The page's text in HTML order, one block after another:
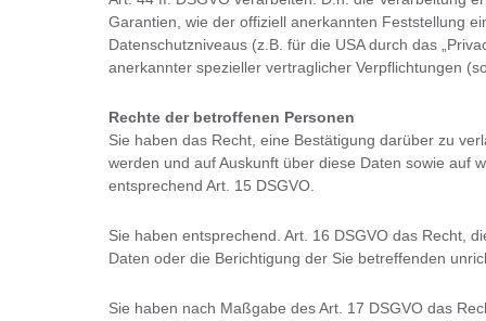
Garantien, wie der offiziell anerkannten Feststellung
Datenschutzniveaus (z.B. für die USA durch das
anerkannter spezieller vertraglicher Verpflichtungen
Rechte der betroffenen Personen
Sie haben das Recht, eine Bestätigung darüber zu
werden und auf Auskunft über diese Daten sowie auf
entsprechend Art. 15 DSGVO.
Sie haben entsprechend. Art. 16 DSGVO das Recht,
Daten oder die Berichtigung der Sie betreffenden
Sie haben nach Maßgabe des Art. 17 DSGVO das